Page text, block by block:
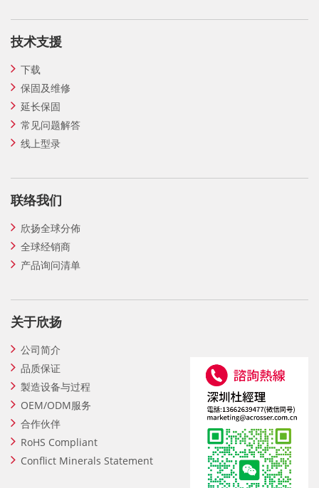
技术支援
下载
保固及维修
延长保固
常见问题解答
线上型录
联络我们
欣扬全球分佈
全球经销商
产品询问清单
关于欣扬
公司简介
品质保证
製造设备与过程
OEM/ODM服务
合作伙伴
RoHS Compliant
Conflict Minerals Statement